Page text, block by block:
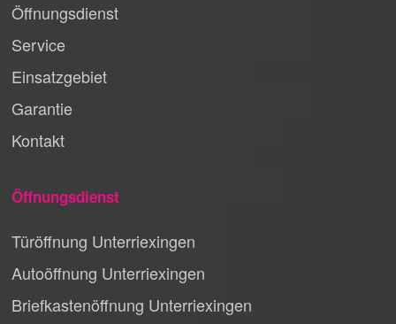
Öffnungsdienst
Service
Einsatzgebiet
Garantie
Kontakt
Öffnungsdienst
Türöffnung Unterriexingen
Autoöffnung Unterriexingen
Briefkastenöffnung Unterriexingen